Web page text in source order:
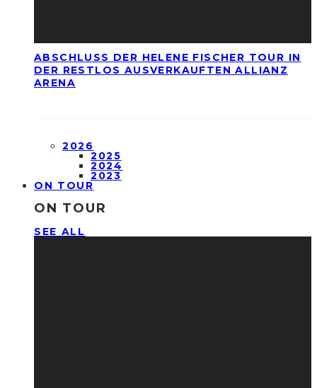
ABSCHLUSS DER HELENE FISCHER TOUR IN
DER RESTLOS AUSVERKAUFTEN ALLIANZ
ARENA
2026
2025
2024
2023
ON TOUR
ON TOUR
SEE ALL